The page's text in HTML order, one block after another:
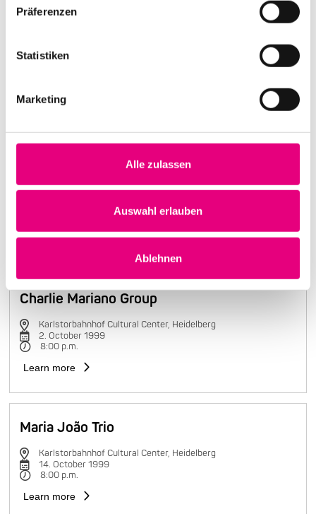
Präferenzen
Statistiken
Marketing
Alle zulassen
Auswahl erlauben
Ablehnen
Nightmares on Wax
Learn more
Charlie Mariano Group
Karlstorbahnhof Cultural Center, Heidelberg
2. October 1999
8:00 p.m.
Learn more
Maria João Trio
Karlstorbahnhof Cultural Center, Heidelberg
14. October 1999
8:00 p.m.
Learn more